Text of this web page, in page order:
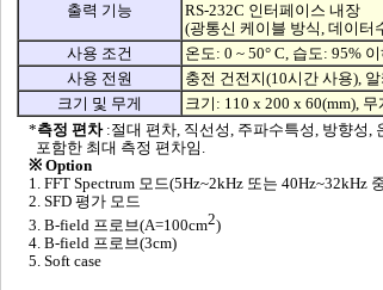
출력 기능
RS-232C 인터페이스 내장
(광통신 케이블 방식, 데이터
사용 조건
온도: 0 ~ 50° C, 습도: 95%
사용 전원
충전 건전지(10시간 사용),
크기 및 무게
크기: 110 x 200 x 60(mm),
*측정 편차:절대 편차, 직선성, 주파수특성, 방향성,
포함한 최대 측정 편차임.
※ Option
1. FFT Spectrum 모드(5Hz~2kHz 또는 40Hz~32kHz
2. SFD 평가 모드
3. B-field 프로브(A=100cm2)
4. B-field 프로브(3cm)
5. Soft case